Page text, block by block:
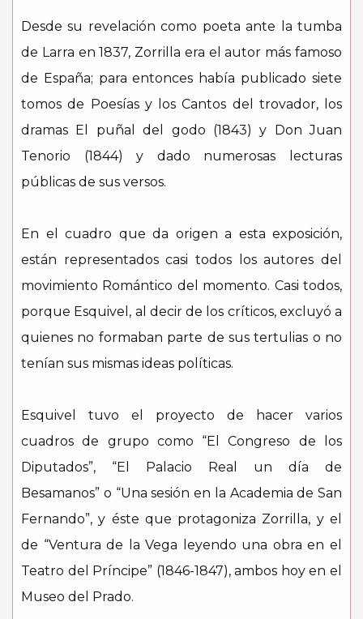
Desde su revelación como poeta ante la tumba
de Larra en 1837, Zorrilla era el autor más famoso
de España; para entonces había publicado siete
tomos de Poesías y los Cantos del trovador, los
dramas El puñal del godo (1843) y Don Juan
Tenorio (1844) y dado numerosas lecturas
públicas de sus versos.
En el cuadro que da origen a esta exposición,
están representados casi todos los autores del
movimiento Romántico del momento. Casi todos,
porque Esquivel, al decir de los críticos, excluyó a
quienes no formaban parte de sus tertulias o no
tenían sus mismas ideas políticas.
Esquivel tuvo el proyecto de hacer varios
cuadros de grupo como “El Congreso de los
Diputados”, “El Palacio Real un día de
Besamanos” o “Una sesión en la Academia de San
Fernando”, y éste que protagoniza Zorrilla, y el
de “Ventura de la Vega leyendo una obra en el
Teatro del Príncipe” (1846-1847), ambos hoy en el
Museo del Prado.